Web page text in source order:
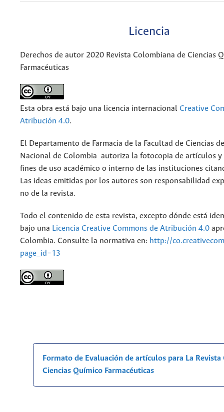
Licencia
Derechos de autor 2020 Revista Colombiana de Ciencias
Farmacéuticas
Esta obra está bajo una licencia internacional Creative
Atribución 4.0.
El Departamento de Farmacia de la Facultad de Ciencias
Nacional de Colombia autoriza la fotocopia de artículos
fines de uso académico o interno de las instituciones
Las ideas emitidas por los autores son responsabilidad
no de la revista.
Todo el contenido de esta revista, excepto dónde está
bajo una Licencia Creative Commons de Atribución 4.0
Colombia. Consulte la normativa en: http://
page_id=13
Formato de Evaluación de artículos para La
Ciencias Químico Farmacéuticas